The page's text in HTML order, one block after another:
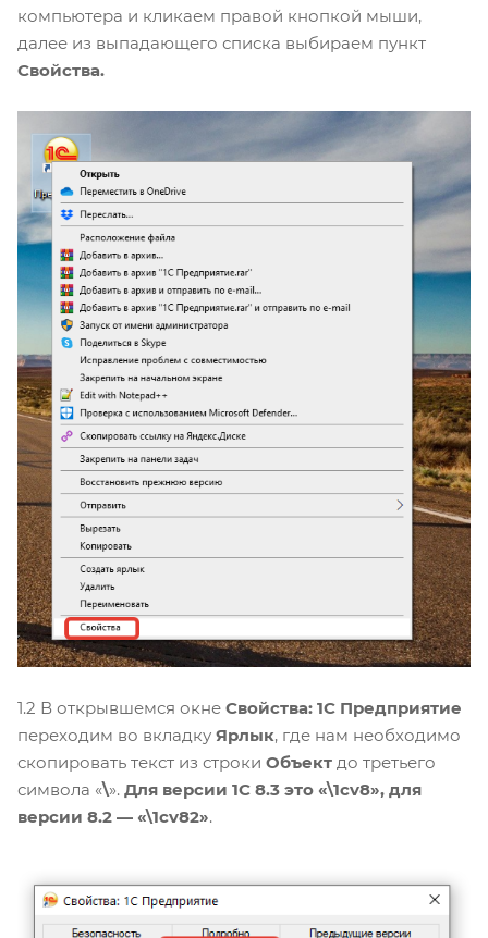
компьютера и кликаем правой кнопкой мыши,
далее из выпадающего списка выбираем пункт
Свойства.
1.2 В открывшемся окне Свойства: 1С Предприятие
переходим во вкладку Ярлык, где нам необходимо
скопировать текст из строки Объект до третьего
символа «\». Для версии 1С 8.3 это «\1cv8», для
версии 8.2 — «\1cv82».